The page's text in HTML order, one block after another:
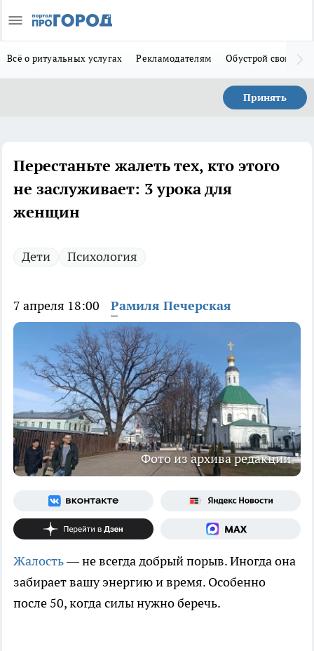
Всё о ритуальных услугах Рекламодателям Обустрой свой дом
Принять
Перестаньте жалеть тех, кто этого
не заслуживает: 3 урока для
женщин
Дети Психология
7 апреля 18:00 Рамиля Печерская
Фото из архива редакции
Жалость— не всегда добрый порыв. Иногда она
забирает вашу энергию и время. Особенно
после 50, когда силы нужно беречь.